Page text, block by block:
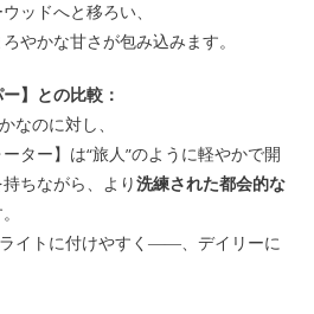
ッドへと移ろい、
やかな甘さが包み込みます。
】との比較：
なのに対し、
ター】は“旅人”のように軽やかで開
ちながら、より洗練された都会的な
ライトに付けやすく――、デイリーに